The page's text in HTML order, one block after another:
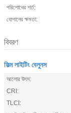
পরিশোধের শর্ত:
যোগানের ক্ষমতা:
বিবরণ
ফিল্ম লাইটিং বেলুনস
আলোর উৎস:
CRI:
TLCI: